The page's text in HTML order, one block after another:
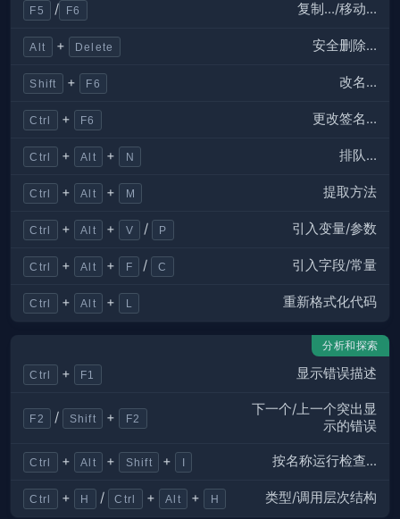
F5 / F6 复制…/移动…
Alt + Delete 安全删除…
Shift + F6 改名…
Ctrl + F6 更改签名…
Ctrl + Alt + N 排队…
Ctrl + Alt + M 提取方法
Ctrl + Alt + V / P 引入变量/参数
Ctrl + Alt + F / C 引入字段/常量
Ctrl + Alt + L 重新格式化代码
分析和探索
Ctrl + F1 显示错误描述
F2 / Shift + F2
下一个/上一个突出显
示的错误
Ctrl + Alt + Shift + I 按名称运行检查...
Ctrl + H / Ctrl + Alt + H 类型/调用层次结构